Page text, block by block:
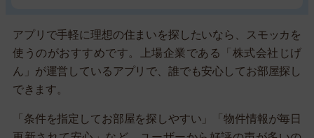
アプリで手軽に理想の住まいを探したいなら、スモッカを
使うのがおすすめです。上場企業である「株式会社じげ
ん」が運営しているアプリで、誰でも安心してお部屋探し
できます。
「条件を指定してお部屋を探しやすい」「物件情報が毎日